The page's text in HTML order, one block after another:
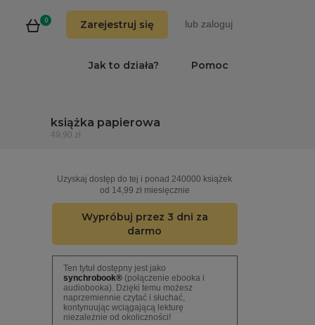
0 Zarejestruj się lub zaloguj
Pomoc
Jak to działa?
książka papierowa
49,90 zł
Uzyskaj dostęp do tej i ponad 240000 książek
od 14,99 zł miesięcznie
Wypróbuj przez 3 dni za
darmo
Ten tytuł dostępny jest jako
synchrobook®(połączenie ebooka i
audiobooka). Dzięki temu możesz
naprzemiennie czytać i słuchać,
kontynuując wciągającą lekturę
niezależnie od okoliczności!